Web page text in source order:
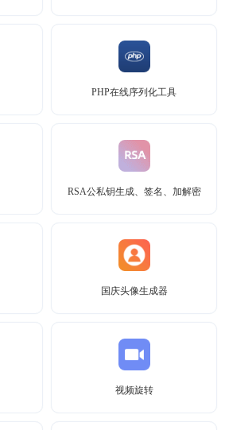
PHP在线序列化工具
RSA公私钥生成、签名、加解密
国庆头像生成器
视频旋转